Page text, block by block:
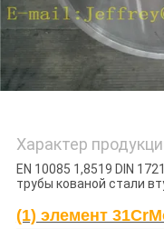
Характер
EN 10085 1,8519 DIN
трубы кованой стали
(1) элемент